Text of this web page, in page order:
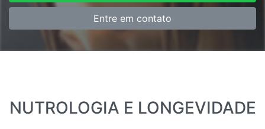
Entre em contato
NUTROLOGIA E LONGEVIDADE